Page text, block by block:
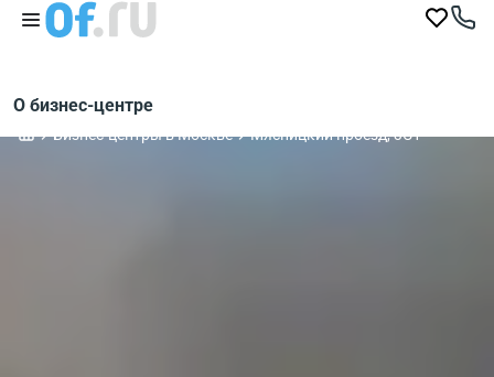
О бизнес-центре
Бизнес-центры в Москве Мясницкий проезд, 3С1